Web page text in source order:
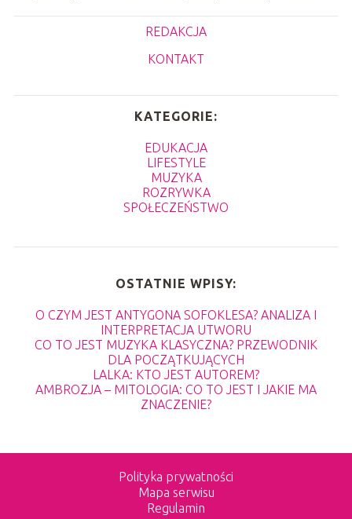
REDAKCJA
KONTAKT
KATEGORIE:
EDUKACJA
LIFESTYLE
MUZYKA
ROZRYWKA
SPOŁECZEŃSTWO
OSTATNIE WPISY:
O CZYM JEST ANTYGONA SOFOKLESA? ANALIZA I
INTERPRETACJA UTWORU
CO TO JEST MUZYKA KLASYCZNA? PRZEWODNIK
DLA POCZĄTKUJĄCYCH
LALKA: KTO JEST AUTOREM?
AMBROZJA – MITOLOGIA: CO TO JEST I JAKIE MA
ZNACZENIE?
Polityka prywatności
Mapa serwisu
Regulamin